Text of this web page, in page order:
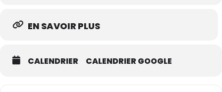
EN SAVOIR PLUS
CALENDRIER CALENDRIER GOOGLE